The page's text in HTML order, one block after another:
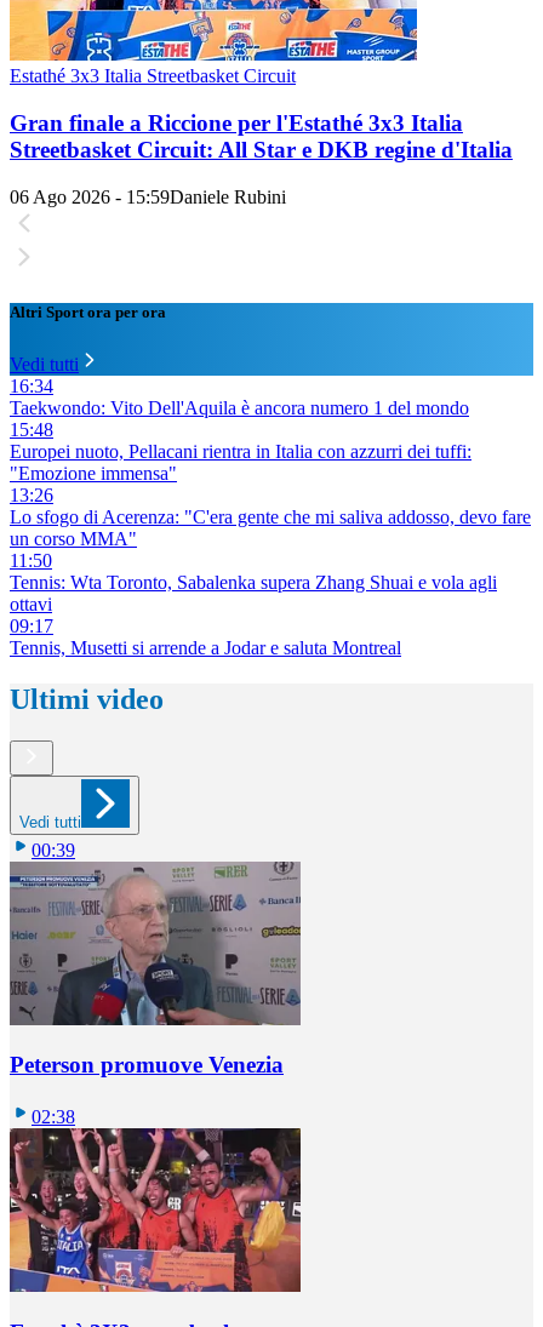
Estathé 3x3 Italia Streetbasket Circuit
Gran finale a Riccione per l'Estathé 3x3 Italia
Streetbasket Circuit: All Star e DKB regine d'Italia
06 Ago 2026 - 15:59Daniele Rubini
Altri Sport ora per ora
Vedi tutti
16:34
Taekwondo: Vito Dell'Aquila è ancora numero 1 del mondo
15:48
Europei nuoto, Pellacani rientra in Italia con azzurri dei tuffi:
"Emozione immensa"
13:26
Lo sfogo di Acerenza: "C'era gente che mi saliva addosso, devo fare
un corso MMA"
11:50
Tennis: Wta Toronto, Sabalenka supera Zhang Shuai e vola agli
ottavi
09:17
Tennis, Musetti si arrende a Jodar e saluta Montreal
Ultimi video
Vedi tutti
00:39
Peterson promuove Venezia
02:38